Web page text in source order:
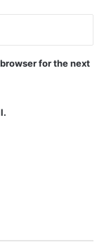
for the next